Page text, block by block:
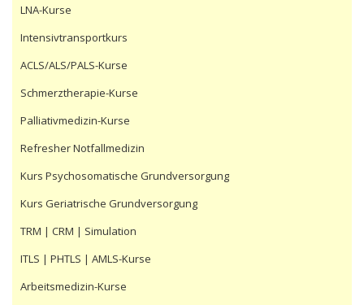
LNA-Kurse
Intensivtransportkurs
ACLS/ALS/PALS-Kurse
Schmerztherapie-Kurse
Palliativmedizin-Kurse
Refresher Notfallmedizin
Kurs Psychosomatische Grundversorgung
Kurs Geriatrische Grundversorgung
TRM | CRM | Simulation
ITLS | PHTLS | AMLS-Kurse
Arbeitsmedizin-Kurse